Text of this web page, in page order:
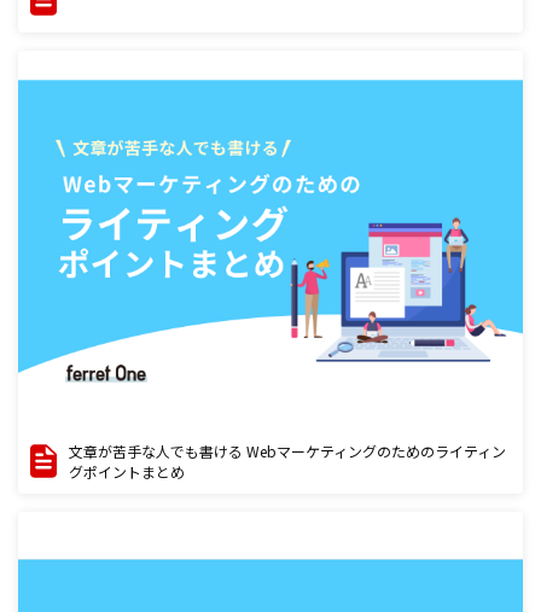
文章が苦手な人でも書ける Webマーケティングのためのライティン
グポイントまとめ